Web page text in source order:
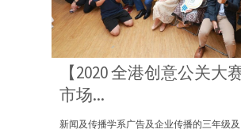
【2020 全港创意公关大
市场...
新闻及传播学系广告及企业传播的三年级